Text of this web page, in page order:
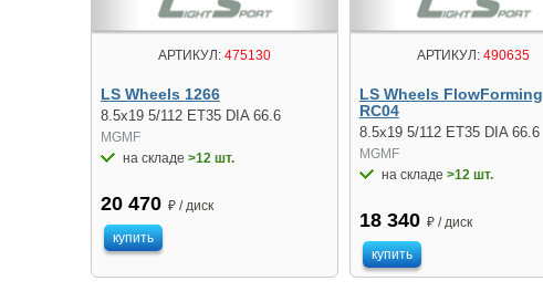
АРТИКУЛ:475130
LS Wheels 1266
8.5x19 5/112 ET35 DIA 66.6
MGMF
на складе >12 шт.
20 470 ₽ / диск
купить
АРТИКУЛ:490635
LS Wheels FlowForming
RC04
8.5x19 5/112 ET35 DIA 66.6
MGMF
на складе >12 шт.
18 340 ₽ / диск
купить